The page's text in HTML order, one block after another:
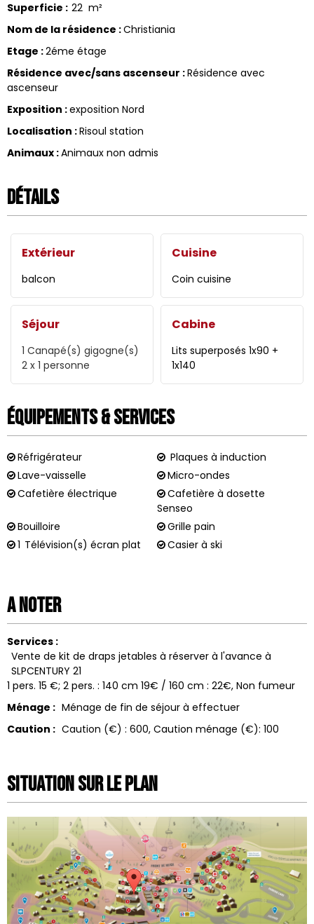
Superficie : 22 m²
Nom de la résidence :Christiania
Etage :2éme étage
Résidence avec/sans ascenseur :Résidence avec
ascenseur
Exposition :exposition Nord
Localisation :Risoul station
Animaux :Animaux non admis
Détails
Extérieur
balcon
Cuisine
Coin cuisine
Séjour
1 Canapé(s) gigogne(s)
2 x 1 personne
Cabine
Lits superposés 1x90 +
1x140
Équipements & Services
Réfrigérateur
Plaques à induction
Lave-vaisselle
Micro-ondes
Cafetière électrique
Cafetière à dosette
Senseo
Bouilloire
Grille pain
1 Télévision(s) écran plat Casier à ski
A noter
Services :
Vente de kit de draps jetables à réserver à l'avance à
SLPCENTURY 21
1 pers. 15 €; 2 pers. : 140 cm 19€ / 160 cm : 22€ Non fumeur
Ménage : Ménage de fin de séjour à effectuer
Caution : Caution (€) : 600 Caution ménage (€): 100
Situation sur le Plan